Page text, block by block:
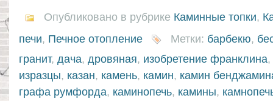
Опубликовано в рубрике Каминные топки,
печи, Печное отопление Метки: барбекю,
гранит, дача, дровяная, изобретение франклина,
изразцы, казан, камень, камин, камин
графа румфорда, каминопечь, камины,